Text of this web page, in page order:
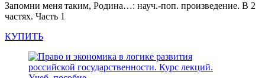
Запомни меня таким, Родина…: науч.-поп. произведение. В 2
частях. Часть 1
КУПИТЬ